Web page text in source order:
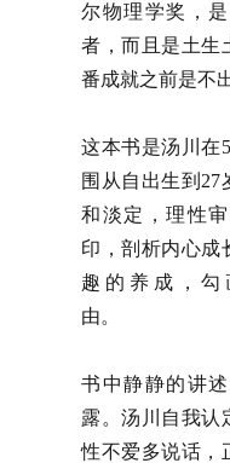
尔物理学奖，
者，而且是土生
番成就之前
这本书是汤川在
围从自出生到
和淡定，理性
印，剖析内心成
趣的养成，
由。
书中静静的讲
露。汤川自我认
性不爱多说话，